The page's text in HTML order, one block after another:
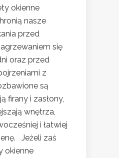
okienne
nasze
przed
się
oraz przed
z
są
firany i zasłony,
wnętrza,
i łatwiej
Jeżeli zaś
okienne